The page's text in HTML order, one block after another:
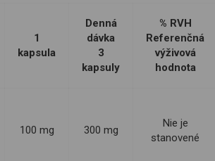
1
kapsula
Denná
dávka
3
kapsuly
% RVH
Referenčná
výživová
hodnota
100 mg 300 mg
Nie je
stanovené